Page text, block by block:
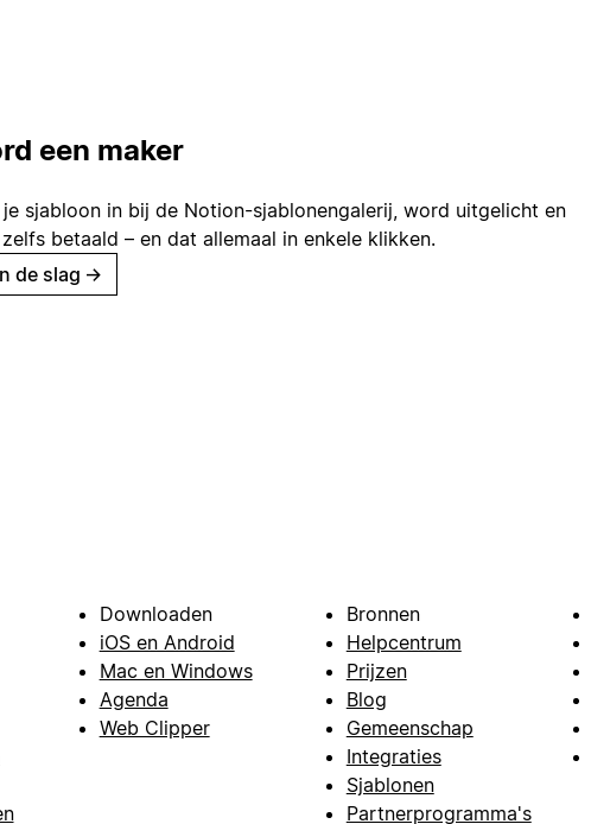
een maker
je sjabloon in bij de Notion-sjablonengalerij, word uitgelicht en
betaald – en dat allemaal in enkele klikken.
de slag →
Downloaden
iOS en Android
Mac en Windows
Agenda
Web Clipper
Bronnen
Helpcentrum
Prijzen
Blog
Gemeenschap
Integraties
Sjablonen
Partnerprogramma's